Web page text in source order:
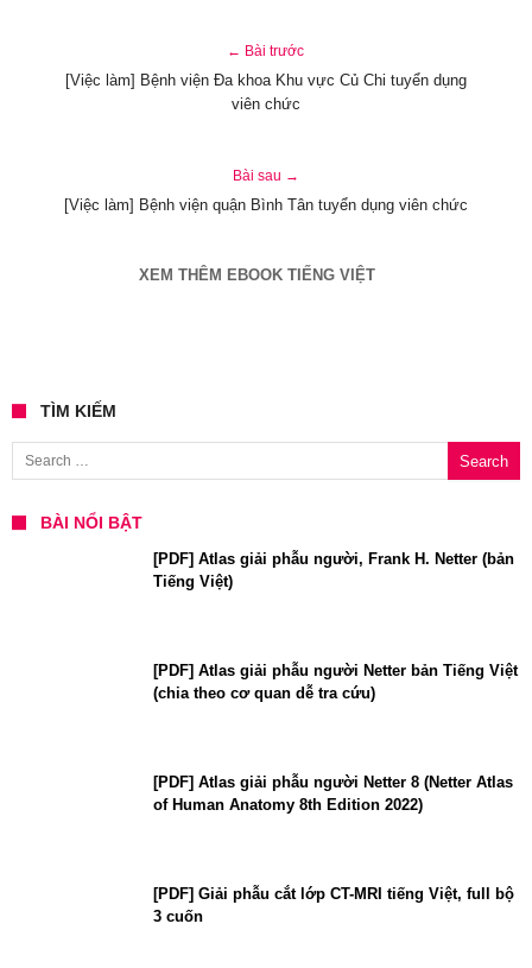
← Bài trước
[Việc làm] Bệnh viện Đa khoa Khu vực Củ Chi tuyển dụng
viên chức
Bài sau →
[Việc làm] Bệnh viện quận Bình Tân tuyển dụng viên chức
XEM THÊM EBOOK TIẾNG VIỆT
TÌM KIẾM
Search for:
BÀI NỔI BẬT
[PDF] Atlas giải phẫu người, Frank H. Netter (bản
Tiếng Việt)
[PDF] Atlas giải phẫu người Netter bản Tiếng Việt
(chia theo cơ quan dễ tra cứu)
[PDF] Atlas giải phẫu người Netter 8 (Netter Atlas
of Human Anatomy 8th Edition 2022)
[PDF] Giải phẫu cắt lớp CT-MRI tiếng Việt, full bộ
3 cuốn